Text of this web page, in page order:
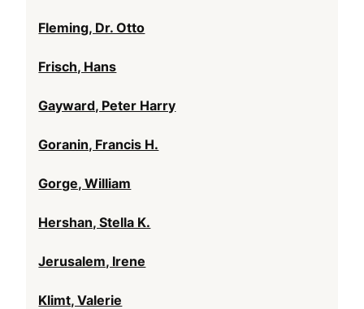
Fleming, Dr. Otto
Frisch, Hans
Gayward, Peter Harry
Goranin, Francis H.
Gorge, William
Hershan, Stella K.
Jerusalem, Irene
Klimt, Valerie